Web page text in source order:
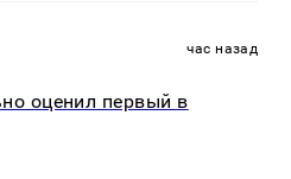
час назад
оценил первый в